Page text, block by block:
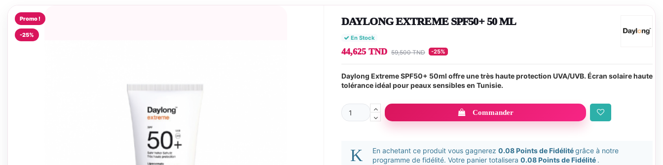
Promo !
-25%
DAYLONG EXTREME SPF50+ 50 ML
En Stock
44,625 TND 59,500 TND -25%
Daylong Extreme SPF50+ 50ml offre une très haute protection UVA/UVB. Écran solaire haute
tolérance idéal pour peaux sensibles en Tunisie.
Commander
En achetant ce produit vous gagnerez 0.08 Points de Fidélitégrâce à notre
programme de fidélité. Votre panier totalisera 0.08 Points de Fidélité .